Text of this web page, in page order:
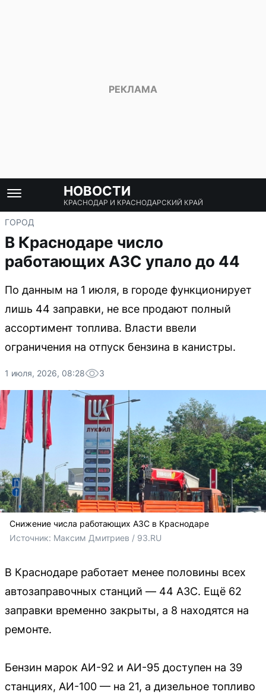
НОВОСТИ
КРАСНОДАР И КРАСНОДАРСКИЙ КРАЙ
ГОРОД
В Краснодаре число
работающих АЗС упало до 44
По данным на 1 июля, в городе функционирует
лишь 44 заправки, не все продают полный
ассортимент топлива. Власти ввели
ограничения на отпуск бензина в канистры.
1 июля, 2026, 08:28 3
Снижение числа работающих АЗС в Краснодаре
Источник: Максим Дмитриев / 93.RU
В Краснодаре работает менее половины всех
автозаправочных станций — 44 АЗС. Ещё 62
заправки временно закрыты, а 8 находятся на
ремонте.
Бензин марок АИ-92 и АИ-95 доступен на 39
станциях, АИ-100 — на 21, а дизельное топливо